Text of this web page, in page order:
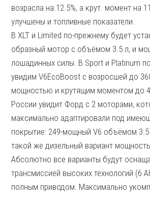
возрасла на 12.5%, а крут. момент на
улучшены и топливные показатели.
В XLT и Limited по-прежнему будет
образный мотор с объёмом 3.5 л, и
лошадинных силы. В Sport и Platinum
увидим V6EcoBoost с возросшей до
мощностью и крутящим моментом до
России увидит Форд с 2 моторами,
максимально адаптировали под
покрытие: 249-мощный V6 объёмом
такой же дизельный вариант
Абсолютно все варианты будут
трансмиссией высоких технологий (6
полным приводом. Максимально